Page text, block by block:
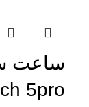
5pro